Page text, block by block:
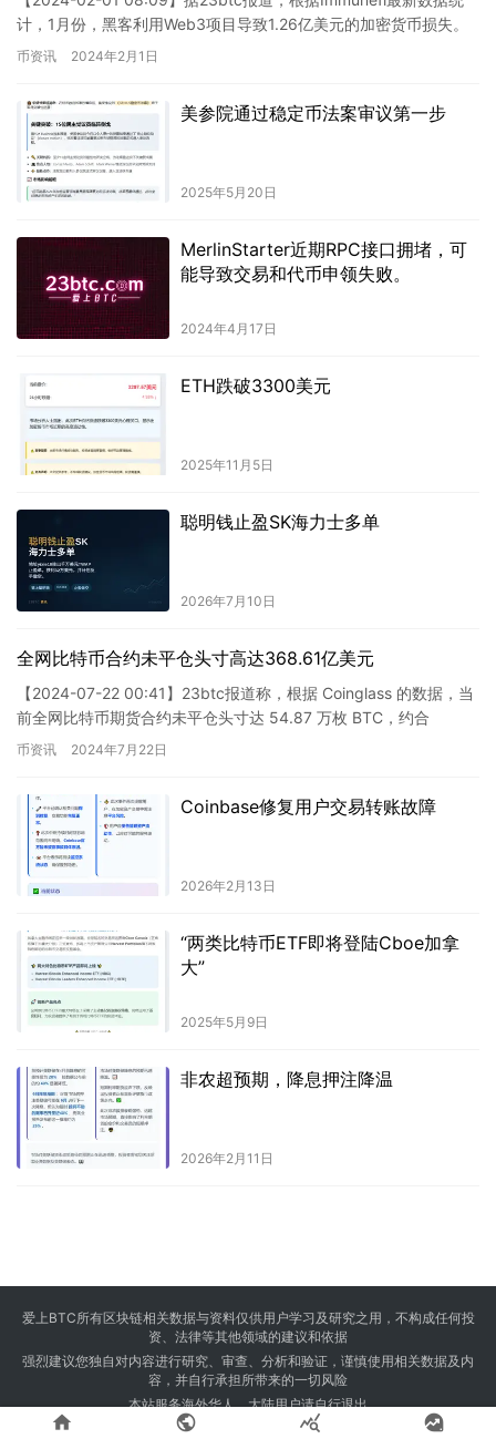
计，1月份，黑客利用Web3项目导致1.26亿美元的加密货币损失。
币资讯 2024年2月1日
美参院通过稳定币法案审议第一步
2025年5月20日
MerlinStarter近期RPC接口拥堵，可
能导致交易和代币申领失败。
2024年4月17日
ETH跌破3300美元
2025年11月5日
聪明钱止盈SK海力士多单
2026年7月10日
全网比特币合约未平仓头寸高达368.61亿美元
【2024-07-22 00:41】23btc报道称，根据 Coinglass 的数据，当
前全网比特币期货合约未平仓头寸达 54.87 万枚 BTC，约合
368.61 亿美元。其…
币资讯 2024年7月22日
Coinbase修复用户交易转账故障
2026年2月13日
“两类比特币ETF即将登陆Cboe加拿
大”
2025年5月9日
非农超预期，降息押注降温
2026年2月11日
爱上BTC所有区块链相关数据与资料仅供用户学习及研究之用，不构成任何投
资、法律等其他领域的建议和依据
强烈建议您独自对内容进行研究、审查、分析和验证，谨慎使用相关数据及内
容，并自行承担所带来的一切风险
本站服务海外华人，大陆用户请自行退出
Copyright © 2024 爱上BTC 版权所有 Powered by
23btc.com
   